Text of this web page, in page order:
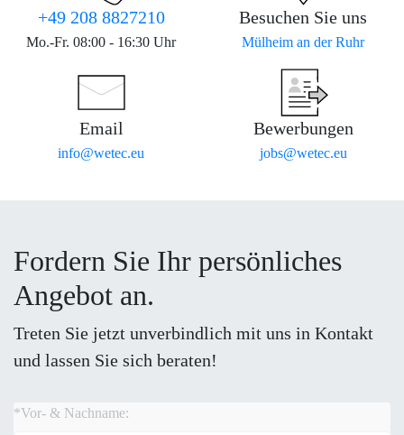
+49 208 8827210
Mo.-Fr. 08:00 - 16:30 Uhr
Besuchen Sie uns
Mülheim an der Ruhr
Email
info@wetec.eu
Bewerbungen
jobs@wetec.eu
Fordern Sie Ihr persönliches
Angebot an.
Treten Sie jetzt unverbindlich mit uns in Kontakt
und lassen Sie sich beraten!
*Vor- & Nachname: